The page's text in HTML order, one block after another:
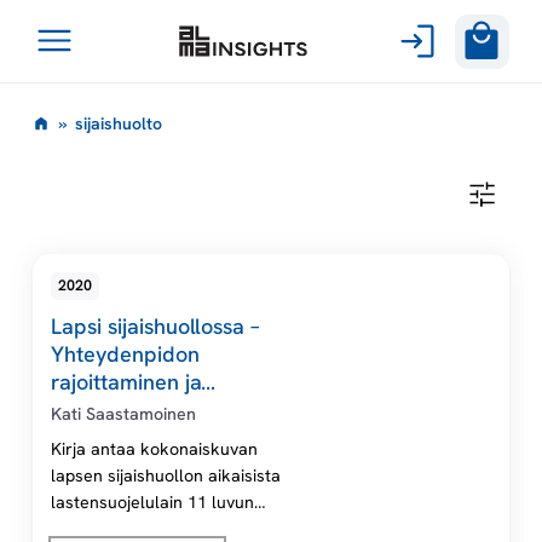
sisältöön
Avaa
s
a
s
h
» sijaishuolto
O
T
O
2020
Lapsi sijaishuollossa –
Yhteydenpidon
rajoittaminen ja
rajoitustoimenpiteet, 2.,
uudistettu painos. Digikirja
Kati Saastamoinen
Kirja antaa kokonaiskuvan
lapsen sijaishuollon aikaisista
lastensuojelulain 11 luvun